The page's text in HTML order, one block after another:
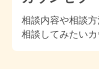
相談内容や相談方
相談してみたいカ